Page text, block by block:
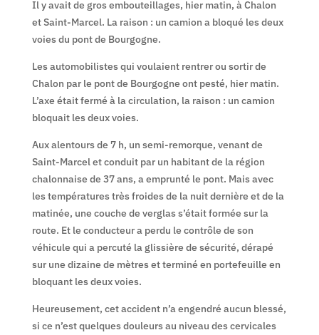
Il y avait de gros embouteillages, hier matin, à Chalon
et Saint-Marcel. La raison : un camion a bloqué les deux
voies du pont de Bourgogne.
Les automobilistes qui voulaient rentrer ou sortir de
Chalon par le pont de Bourgogne ont pesté, hier matin.
L’axe était fermé à la circulation, la raison : un camion
bloquait les deux voies.
Aux alentours de 7 h, un semi-remorque, venant de
Saint-Marcel et conduit par un habitant de la région
chalonnaise de 37 ans, a emprunté le pont. Mais avec
les températures très froides de la nuit dernière et de la
matinée, une couche de verglas s’était formée sur la
route. Et le conducteur a perdu le contrôle de son
véhicule qui a percuté la glissière de sécurité, dérapé
sur une dizaine de mètres et terminé en portefeuille en
bloquant les deux voies.
Heureusement, cet accident n’a engendré aucun blessé,
si ce n’est quelques douleurs au niveau des cervicales